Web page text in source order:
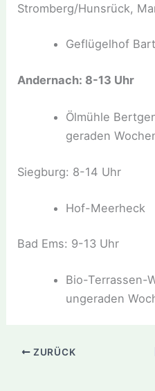
Stromberg/Hunsrück,
Geflügelhof
Andernach: 8-13 Uhr
Ölmühle
geraden
Siegburg: 8-14 Uhr
Hof-Meerheck
Bad Ems: 9-13 Uhr
Bio-Terrassen-
ungeraden
ZURÜCK